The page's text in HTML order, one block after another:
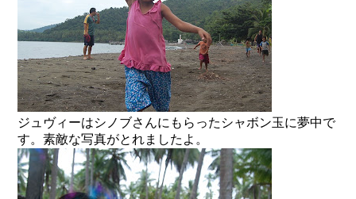
ジュヴィーはシノブさんにもらったシャボン玉に夢中で
す。素敵な写真がとれましたよ。